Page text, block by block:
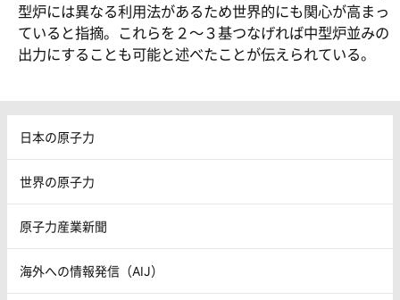
型炉には異なる利用法があるため世界的にも関心が高まっ
ていると指摘。これらを２～３基つなげれば中型炉並みの
出力にすることも可能と述べたことが伝えられている。
日本の原子力
世界の原子力
原子力産業新聞
海外への情報発信（AIJ）